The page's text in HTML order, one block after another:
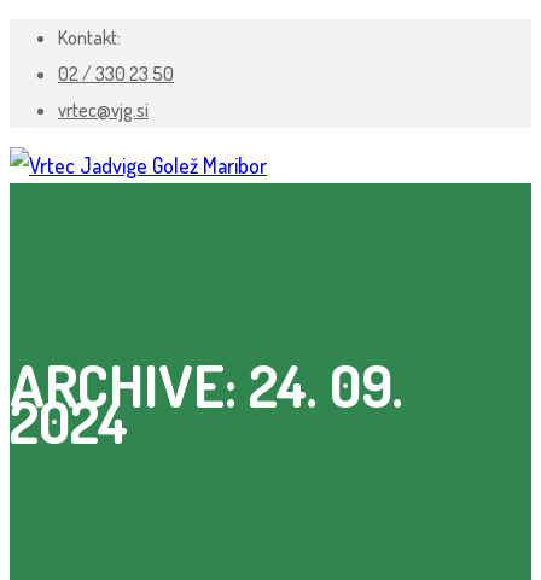
Kontakt:
02 / 330 23 50
vrtec@vjg.si
ARCHIVE: 24. 09.
2024